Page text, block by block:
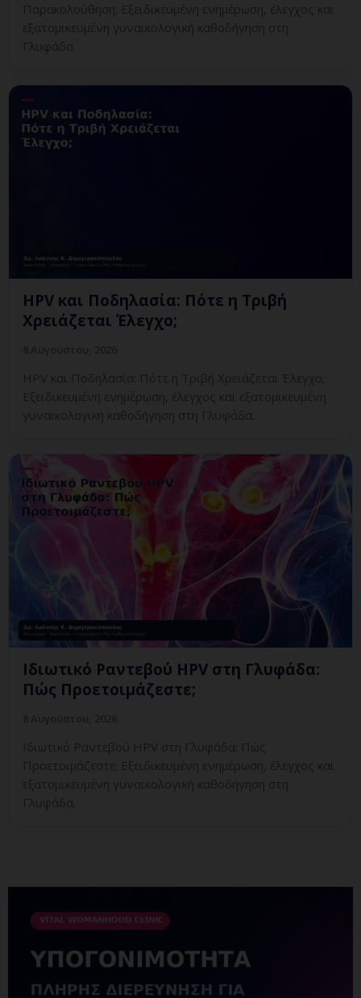
Παρακολούθηση; Εξειδικευμένη ενημέρωση, έλεγχος και
εξατομικευμένη γυναικολογική καθοδήγηση στη
Γλυφάδα.
HPV και Ποδηλασία: Πότε η Τριβή
Χρειάζεται Έλεγχο;
HPV και Ποδηλασία: Πότε η Τριβή Χρειάζεται Έλεγχο;
Εξειδικευμένη ενημέρωση, έλεγχος και εξατομικευμένη
γυναικολογική καθοδήγηση στη Γλυφάδα.
Ιδιωτικό Ραντεβού HPV στη Γλυφάδα:
Πώς Προετοιμάζεστε;
Ιδιωτικό Ραντεβού HPV στη Γλυφάδα: Πώς
Προετοιμάζεστε; Εξειδικευμένη ενημέρωση, έλεγχος και
εξατομικευμένη γυναικολογική καθοδήγηση στη
Γλυφάδα.